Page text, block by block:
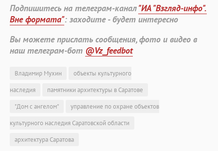
Подпишитесь на телеграм-канал"ИА "Взгляд-инфо".
Вне формата": заходите - будет интересно
Вы можете прислать сообщения, фото и видео в
наш телеграм-бот @Vz_feedbot
Владимир Мухин
объекты культурного
наследия
памятники архитектуры в Саратове
"Дом с ангелом"
управление по охране объектов
культурного наследия Саратовской области
архитектура Саратова